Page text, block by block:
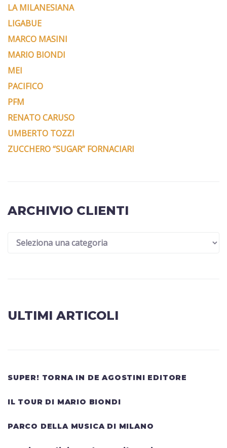
LA MILANESIANA
LIGABUE
MARCO MASINI
MARIO BIONDI
MEI
PACIFICO
PFM
RENATO CARUSO
UMBERTO TOZZI
ZUCCHERO “SUGAR” FORNACIARI
ARCHIVIO CLIENTI
ULTIMI ARTICOLI
SUPER! TORNA IN DE AGOSTINI EDITORE
IL TOUR DI MARIO BIONDI
PARCO DELLA MUSICA DI MILANO